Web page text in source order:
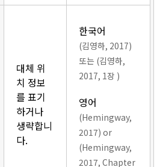
대체 위
치 정보
를 표기
하거나
생략합니
다.
한국어
(김영하, 2017)
또는 (김영하,
2017, 1장 )
영어
(Hemingway,
2017) or
(Hemingway,
2017, Chapter